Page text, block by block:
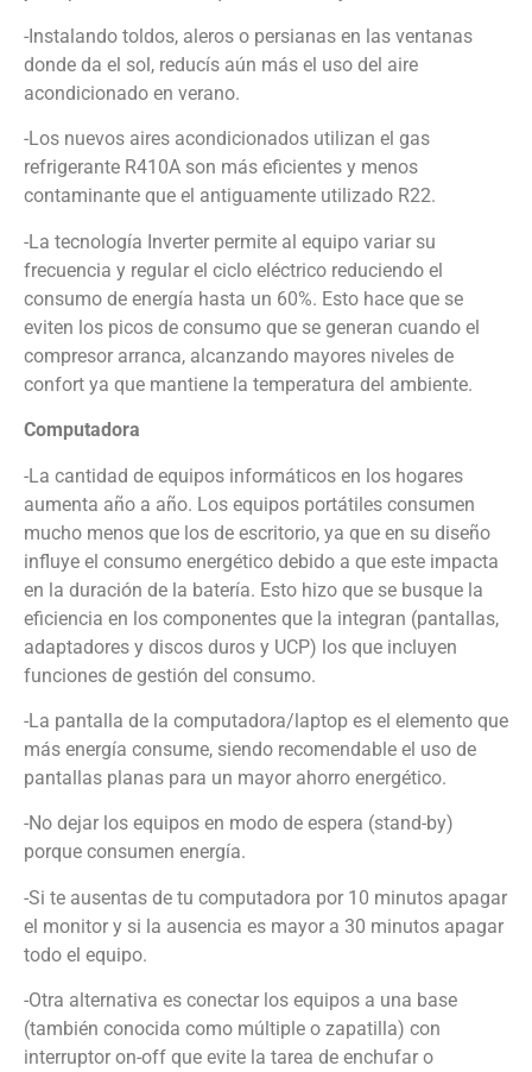
-Instalando toldos, aleros o persianas en las ventanas
donde da el sol, reducís aún más el uso del aire
acondicionado en verano.
-Los nuevos aires acondicionados utilizan el gas
refrigerante R410A son más eficientes y menos
contaminante que el antiguamente utilizado R22.
-La tecnología Inverter permite al equipo variar su
frecuencia y regular el ciclo eléctrico reduciendo el
consumo de energía hasta un 60%. Esto hace que se
eviten los picos de consumo que se generan cuando el
compresor arranca, alcanzando mayores niveles de
confort ya que mantiene la temperatura del ambiente.
Computadora
-La cantidad de equipos informáticos en los hogares
aumenta año a año. Los equipos portátiles consumen
mucho menos que los de escritorio, ya que en su diseño
influye el consumo energético debido a que este impacta
en la duración de la batería. Esto hizo que se busque la
eficiencia en los componentes que la integran (pantallas,
adaptadores y discos duros y UCP) los que incluyen
funciones de gestión del consumo.
-La pantalla de la computadora/laptop es el elemento que
más energía consume, siendo recomendable el uso de
pantallas planas para un mayor ahorro energético.
-No dejar los equipos en modo de espera (stand-by)
porque consumen energía.
-Si te ausentas de tu computadora por 10 minutos apagar
el monitor y si la ausencia es mayor a 30 minutos apagar
todo el equipo.
-Otra alternativa es conectar los equipos a una base
(también conocida como múltiple o zapatilla) con
interruptor on-off que evite la tarea de enchufar o